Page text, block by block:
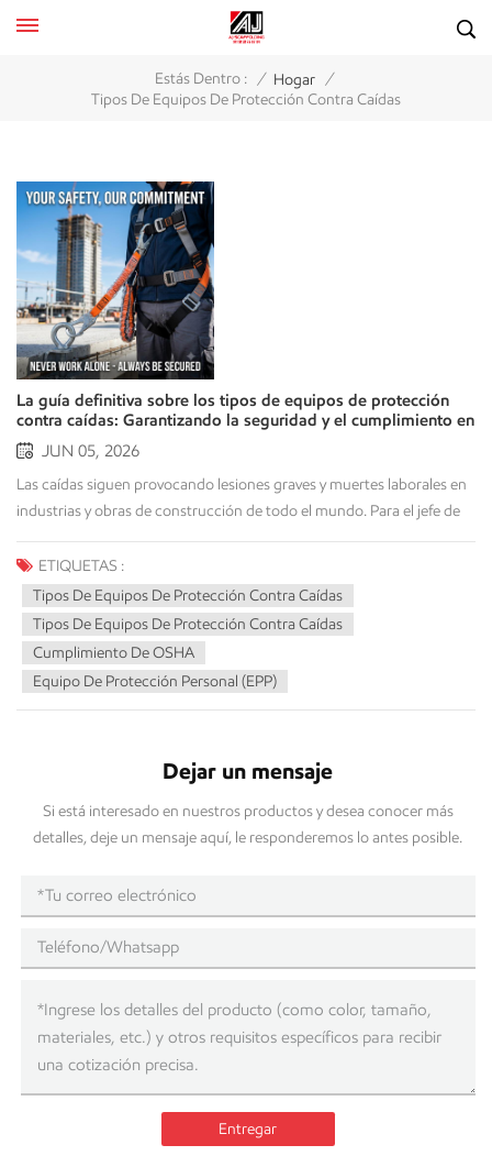
Estás Dentro : / Hogar /
Tipos De Equipos De Protección Contra Caídas
La guía definitiva sobre los tipos de equipos de protección
contra caídas: Garantizando la seguridad y el cumplimiento en
el lugar de trabajo.
JUN 05, 2026
Las caídas siguen provocando lesiones graves y muertes laborales en industrias y obras de construcción de todo el mundo. Para el jefe de proyecto, el propietario de una gran flota de equipos y el responsable de seguridad, un plan eficaz de protección contra caídas va más allá del mero cumplimiento de la normativa; puede salvar vidas y prevenir pérdidas catastróficas.Para crear un entorno de trabajo sin daños, debe saber cómo utilizar el equipos de protección contra caídas Para proteger a sus empleados de caídas desde alturas. Al explicar los distintos tipos de equipos de protección contra caídas y cómo utilizarlos en aplicaciones específicas, podrá realizar una compra adecuada para sus necesidades de protección y hacer todo lo posible para proteger a sus empleados de posibles lesiones graves o la muerte por una caída desde alturas en su lugar de trabajo. 1. La jerarquía de protección contra caídas: controles personales frente a controles de ingeniería Antes de adentrarnos en el equipo específico, es fundamental comprender que la protección contra caídas se divide en dos filosofías operativas principales: protección pasiva contra caídas (controles de ingeniería) y protección activa contra caídas (sistemas personales).Una estrategia de seguridad inteligente siempre prioriza la eliminación del peligro o los controles de ingeniería colectiva antes de confiar en equipo de protección personal (EPP).Sistemas de protección pasiva contra caídasLos sistemas pasivos no requieren participación activa, ajustes ni uso por parte del trabajador una vez instalados. Actúan como una barrera física, permanente o temporal, entre el trabajador y el riesgo de caída.Sistemas de protección activa contra caídasLos sistemas activos dependen de equipos especializados que los trabajadores deben usar físicamente y conectar a un punto de anclaje. Se utilizan cuando las barreras físicas, como las barandillas, resultan poco prácticas debido a limitaciones de espacio o a la naturaleza del trabajo. 2. Tipos esenciales de equipos de protección pasiva contra caídas Cuando el objetivo es la seguridad colectiva en la obra, los sistemas pasivos son la primera línea de defensa. Protegen a todos los presentes en la cubierta simultáneamente, lo que los convierte en una opción muy rentable para proyectos de gran envergadura.Sistemas de barandillas de seguridadEl método más común de protección pasiva contra caídas es el sistema de barandillas que se puede instalar a lo largo de bordes abiertos, bordes de techos y plataformas de andamios.Un sistema de barandilla típico consta de una barandilla superior, una barandilla intermedia y un rodapié. La barandilla superior debe tener una altura mínima de 42 pulgadas. La OSHA establece los requisitos para las barandillas.Usos típicos: Bordes de tejados, pasarelas industriales y andamios. Tanto permanentes como temporales.Sistemas de redes de seguridadLas redes de seguridad son utilizadas principalmente por trabajadores que se desplazan a gran altura en zonas extensas de obras, como en la construcción de puentes o en el montaje de estructuras de acero de gran altura. Función: Una red de seguridad no está diseñada para prevenir una caída. Su función es amortiguar la caída y absorber la energía liberada para evitar lesiones graves.Mantenimiento: Las redes de seguridad se revisan periódicamente para detectar cualquier daño o suciedad en su superficie. Además, se comprueba si presentan signos de degradación por rayos UV o si tienen algún desgarro.Líneas de advertencia y zonas de controlUtilizadas principalmente en techos planos o de poca pendiente, las líneas de advertencia consisten en cuerdas, cables o cadenas señalizadas a intervalos bien visibles. Forman una barrera que se instala a una distancia específica (generalmente de al menos 1,8 metros) del borde del techo para alertar a los trabajadores de que se acercan a una zona con riesgo de caída. 3. Protección activa contra caídas: Comprensión del sistema personal de detención de caídas (PFAS, por sus siglas en inglés) Cuando no se pueden implementar sistemas pasivos, Sistema Personal de Detención de Caídas (PFAS)se vuelve obligatorio. Un PFAS no impide que un trabajador caiga por el borde; en cambio, detiene (detiene) de forma segura una caída en el aire antes de que el trabajador llegue al nivel inferior.Un PFAS eficaz se basa en la fórmula ABCD, donde cada componente debe funcionar a la perfección en conjunto.+-------------------------------------------------------------+| El ABCD de un PFAS|+--------------------------+----------------------------------+| A - Anclaje | El punto de fijación seguro|| B - Ropa Corporal | El arnés de seguridad de cuerpo completo|| C - Dispositivo de conexión | Cordones o líneas de vida autorretráctiles || D - Dispositivo de desaceleración | Amortiguadores para reducir la fuerza|+--------------------------+----------------------------------+A – Anclaje (El punto de anclaje)El punto de anclaje es la base estructural segura a la que se conecta el resto del sistema.Los sistemas de protección contra caídas deben resistir fuerzas enormes de hasta 22,2 kN por trabajador sujeto durante una caída. Por lo tanto, el diseño de ingeniería debe duplicar esta fuerza de caída para el diseño del sistema.Tipos de anclajes SRL: Anclajes permanentes (anillas en D – acero certificado) fijados a la estructura de forma permanente, y anclajes temporales/móviles (por ejemplo, abrazaderas para vigas, anclajes de techo, carros de anclaje de gran peso).B – Arnés de cuerpo completoLos sistemas de protección corporal para la detención de caídas han evolucionado con el tiempo. Actualmente, el arnés de seguridad integral es el sistema de protección corporal adecuado para este fin. Los cinturones de seguridad antiguos están estrictamente prohibidos como sistema de protección corporal para la detención de caídas, ya que pueden causar lesiones internas graves durante una caída.Los arneses de cuerpo completo están diseñados para distribuir las fuerzas de la caída que actúan sobre el usuario hacia los puntos más resistentes de su cuerpo: los muslos, la pelvis, el pecho y los hombros.Colocación de la anilla: Puntos de conexión de la anilla en D: La detención de caídas se realiza conectando el arnés de seguridad al sistema de protección contra caídas mediante la anilla en D dorsal, situada entre los omóplatos. Los puntos de conexión de la anilla en D esternal (del pecho) generalmente solo se permiten para su uso con un sistema de escalada guiada o para fines de rescate.D-C y D – Dispositivos de conexión y desaceleraciónEl conector se fija al punto de anclaje y suele estar equipado con un dispositivo de desaceleración para frenar la caída del trabajador.Cordones amortiguadores: Estos dispositivos suelen estar fabricados con correas de alta resistencia y cuentan con un núcleo en el cordón. El núcleo del cordón amortiguador se desgarra o se produce una descarga eléctrica durante una caída. Esto, a su vez, detiene la caída del trabajador al absorber la fuerza del impacto hasta un nivel seguro (aproximadamente 816 kg o menos).Líneas de vida autorretráctiles (SRL): Estas líneas de vida, comúnmente conocidas como "tipo cinturón de seguridad", se utilizan en el entorno laboral actual. La línea de vida autorretráctil se extiende automáticamente al moverse el trabajador. En caso de caída, el freno centrífugo interno se bloquea instantáneamente para detenerla. Por lo general, la distancia de caída es de tan solo unos centímetros. Por eso, las líneas de vida autorretráctiles son tan populares. Otra razón es que reducen la distancia de seguridad necesaria al usar un cordón de seguridad de 1,8 metros (6 pies). 4. Equipos de posicionamiento laboral y de prevención de caídas. No todos los sistemas activos están diseñados para atrapar a un trabajador que se cae. Otros dos sistemas críticos están diseñados para modificar el movimiento del usuario y evitar la caída por completo.Sistemas de contención de caídasUn sistema de restricción de caídas funciona como una correa para perros. Conecta al trabajador a un punto de anclaje mediante un cordón de longitud fija, demasiado corto para que pueda alcanzar el borde de un tejado o plataforma. Dado que el trabajador no puede caerse físicamente, estos sistemas no requieren amortiguadores.Sistemas de posicionamiento laboralLos equipos de posicionamiento laboral, comúnmente utilizados por escaladores de torres, trabajadores de varillas de refuerzo y arboristas, mantienen al trabajador en su lugar sobre una superficie vertical (como una pared o un poste), dejando sus manos libres para trabajar.Nota crucial:Los sistemas de posicionamiento laboral te mantienen en el aire, pero no detienen una caída. Siempre deben complementarse con un sistema personal de detención de caídas independiente.· 5. Líneas de vida horizontales y verticales Cuando los trabajadores necesitan desplazarse horizontal o verticalmente a lo largo de grandes distancias, los puntos de anclaje fijos resultan poco prácticos. Es aquí donde entran en juego los sistemas de líneas de vida.Líneas de vida horizontales (HLL):Un cable flexible o una cinta conectada entre dos anclajes en los extremos. Los trabajadores sujetan sus arneses a esta línea y pueden caminar en paralelo al borde con protección continua.Líneas de vida verticales (VLL):Una cuerda o cable que desciende verticalmente por una escalera o estructura, equipado con un dispositivo de agarre móvil. Este dispositivo sigue al trabajador suavemente en su ascenso y descenso, pero se bloquea instantáneamente en la línea vertical si detecta una caída. 6. Puntos de control de inspección, mantenimiento y cumplimiento De nada sirve tener los mejores equipos de protección contra caídas si el equipo no recibe el mantenimiento adecuado o no está correctamente clasificado. Para cumplir con las normas de seguridad internacionales como OSHA o ANSI, aplique los siguientes protocolos:Inspecciones previas al uso:Cada trabajador debe insp
ETIQUETAS :
Tipos De Equipos De Protección Contra Caídas
Tipos De Equipos De Protección Contra Caídas
Cumplimiento De OSHA
Equipo De Protección Personal (EPP)
Dejar un mensaje
Si está interesado en nuestros productos y desea conocer más
detalles, deje un mensaje aquí, le responderemos lo antes posible.
Entregar